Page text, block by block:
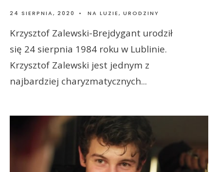
24 SIERPNIA, 2020 • NA LUZIE, URODZINY
Krzysztof Zalewski-Brejdygant urodził
się 24 sierpnia 1984 roku w Lublinie.
Krzysztof Zalewski jest jednym z
najbardziej charyzmatycznych...